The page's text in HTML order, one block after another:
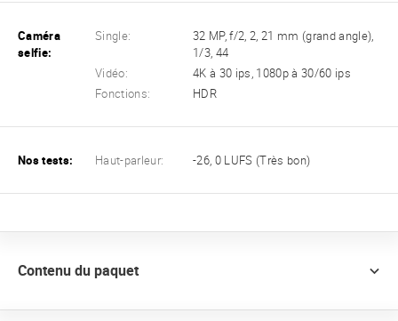
Caméra
selfie:
Single:
32 MP, f/2, 2, 21 mm (grand angle),
1/3, 44
Vidéo:
4K à 30 ips, 1080p à 30/60 ips
Fonctions:
HDR
Nos tests: Haut-parleur: -26, 0 LUFS (Très bon)
Contenu du paquet